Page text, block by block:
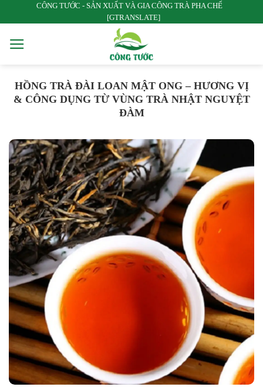
qua
dung
CÔNG TƯỚC - SẢN XUẤT VÀ GIA CÔNG TRÀ PHA CHẾ
[GTRANSLATE]
HỒNG TRÀ ĐÀI LOAN MẬT ONG – HƯƠNG VỊ
& CÔNG DỤNG TỪ VÙNG TRÀ NHẬT NGUYỆT
ĐÀM